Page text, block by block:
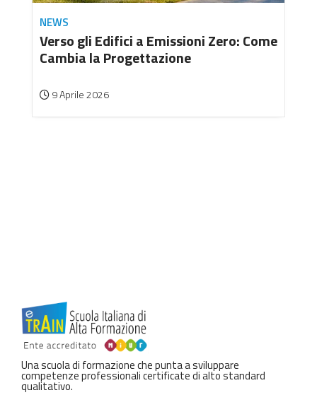
NEWS
Verso gli Edifici a Emissioni Zero: Come
Cambia la Progettazione
9 Aprile 2026
Una scuola di formazione che punta a sviluppare
competenze professionali certificate di alto standard
qualitativo.